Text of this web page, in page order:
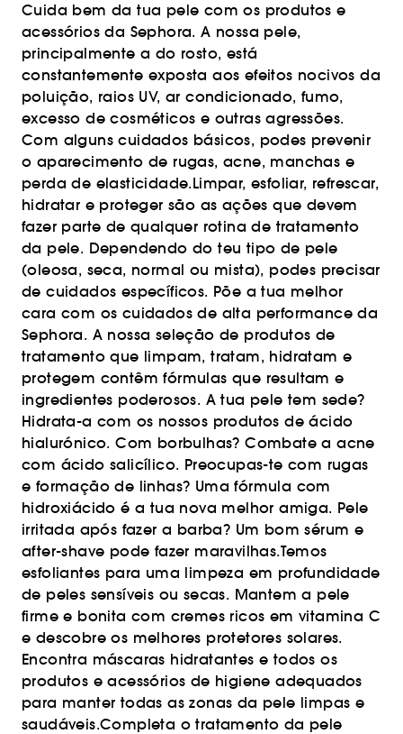
Cuida bem da tua pele com os produtos e
acessórios da Sephora. A nossa pele,
principalmente a do rosto, está
constantemente exposta aos efeitos nocivos da
poluição, raios UV, ar condicionado, fumo,
excesso de cosméticos e outras agressões.
Com alguns cuidados básicos, podes prevenir
o aparecimento de rugas, acne, manchas e
perda de elasticidade.Limpar, esfoliar, refrescar,
hidratar e proteger são as ações que devem
fazer parte de qualquer rotina de tratamento
da pele. Dependendo do teu tipo de pele
(oleosa, seca, normal ou mista), podes precisar
de cuidados específicos. Põe a tua melhor
cara com os cuidados de alta performance da
Sephora. A nossa seleção de produtos de
tratamento que limpam, tratam, hidratam e
protegem contêm fórmulas que resultam e
ingredientes poderosos. A tua pele tem sede?
Hidrata-a com os nossos produtos de ácido
hialurónico. Com borbulhas? Combate a acne
com ácido salicílico. Preocupas-te com rugas
e formação de linhas? Uma fórmula com
hidroxiácido é a tua nova melhor amiga. Pele
irritada após fazer a barba? Um bom sérum e
after-shave pode fazer maravilhas.Temos
esfoliantes para uma limpeza em profundidade
de peles sensíveis ou secas. Mantem a pele
firme e bonita com cremes ricos em vitamina C
e descobre os melhores protetores solares.
Encontra máscaras hidratantes e todos os
produtos e acessórios de higiene adequados
para manter todas as zonas da pele limpas e
saudáveis.Completa o tratamento da pele